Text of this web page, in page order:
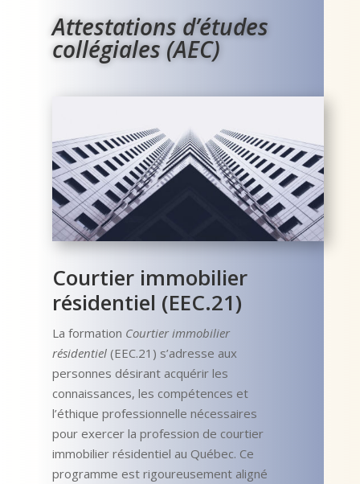
Attestations d’études
collégiales (AEC)
Courtier immobilier
résidentiel (EEC.21)
La formation Courtier immobilier
résidentiel (EEC.21) s’adresse aux
personnes désirant acquérir les
connaissances, les compétences et
l’éthique professionnelle nécessaires
pour exercer la profession de courtier
immobilier résidentiel au Québec. Ce
programme est rigoureusement aligné